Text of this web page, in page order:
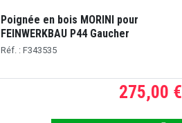
Poignée en bois MORINI pour
FEINWERKBAU P44 Gaucher
Réf. : F343535
275,00 €